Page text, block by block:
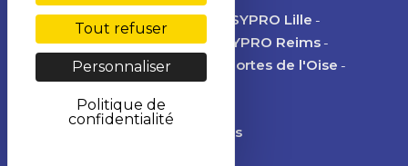
IEAJA LyonPSYPRO Grenoble
PSYPRO Lille
PSYPRO LyonPSYPRO Metz
PSYPRO Reims
PSYPRO AmiensPSYPRO des Portes de l'Oise
Mentions légales
Tout refuser
Personnaliser
Politique de
confidentialité